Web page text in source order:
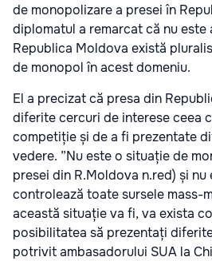
de monopolizare a presei în
diplomatul a remarcat că nu este
Republica Moldova există
de monopol în acest domeniu.
El a precizat că presa din
diferite cercuri de interese ceea
competiție și de a fi prezentate
vedere. ”Nu este o situație de
presei din R.Moldova n.red) și nu
controlează toate sursele mass-
această situație va fi, va exista
posibilitatea să prezentați
potrivit ambasadorului SUA la